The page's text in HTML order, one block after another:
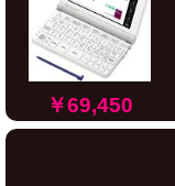
￥69,450